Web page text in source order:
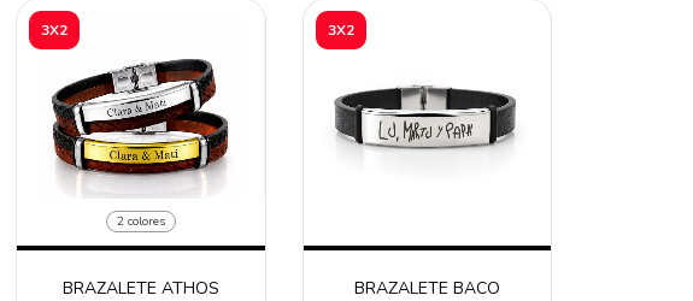
3X2
2 colores
BRAZALETE ATHOS
3X2
BRAZALETE BACO